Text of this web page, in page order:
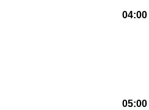
04:00
05:00